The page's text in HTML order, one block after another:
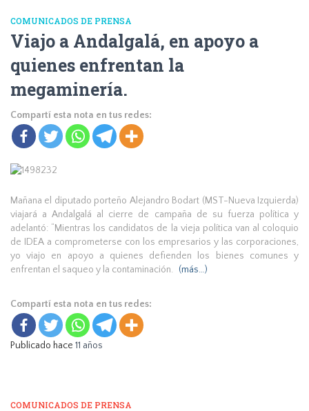
COMUNICADOS DE PRENSA
Viajo a Andalgalá, en apoyo a
quienes enfrentan la
megaminería.
Compartí esta nota en tus redes:
Mañana el diputado porteño Alejandro Bodart (MST-Nueva Izquierda)
viajará a Andalgalá al cierre de campaña de su fuerza política y
adelantó: “Mientras los candidatos de la vieja política van al coloquio
de IDEA a comprometerse con los empresarios y las corporaciones,
yo viajo en apoyo a quienes defienden los bienes comunes y
enfrentan el saqueo y la contaminación.
(más…)
Compartí esta nota en tus redes:
Publicado hace 11 años
COMUNICADOS DE PRENSA